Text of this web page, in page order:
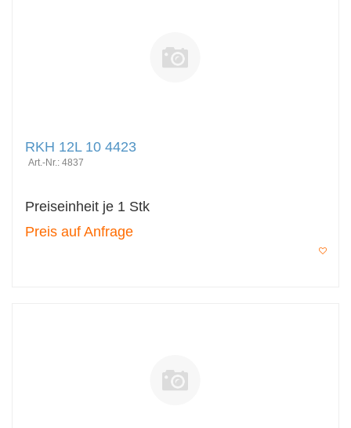
RKH 12L 10 4423
Art.-Nr.: 4837
Preiseinheit je 1 Stk
Preis auf Anfrage